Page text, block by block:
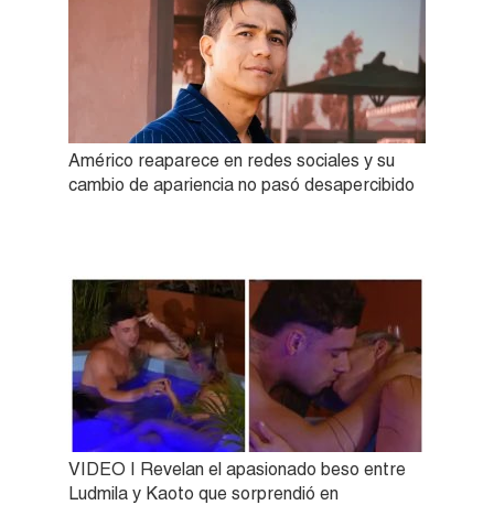
Américo reaparece en redes sociales y su
cambio de apariencia no pasó desapercibido
VIDEO | Revelan el apasionado beso entre
Ludmila y Kaoto que sorprendió en